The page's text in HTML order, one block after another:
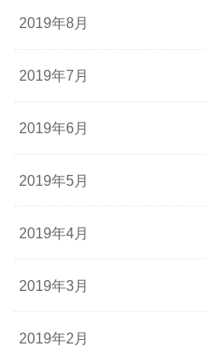
2019年8月
2019年7月
2019年6月
2019年5月
2019年4月
2019年3月
2019年2月